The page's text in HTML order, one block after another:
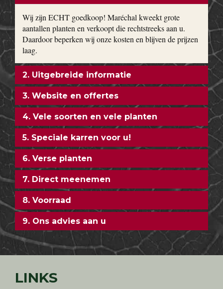
Wij zijn ECHT goedkoop! Maréchal kweekt grote
aantallen planten en verkoopt die rechtstreeks aan u.
Daardoor beperken wij onze kosten en blijven de prijzen
laag.
2. Uitgebreide informatie
3. Website en offertes
4. Vele soorten en vele planten
5. Speciale karren voor u!
6. Verse planten
7. Direct meenemen
8. Voorraad
9. Ons advies aan u
LINKS